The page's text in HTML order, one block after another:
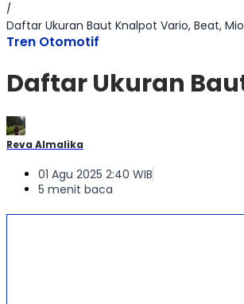
/
Daftar Ukuran Baut Knalpot Vario, Beat,
Tren Otomotif
Daftar Ukuran
Reva Almalika
01 Agu 2025 2:40 WIB
5 menit baca